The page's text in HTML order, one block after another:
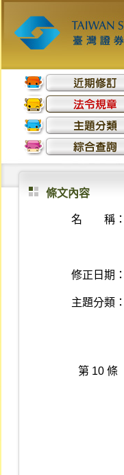
條文內容
名 稱：
修正日期：
主題分類：
第 10 條